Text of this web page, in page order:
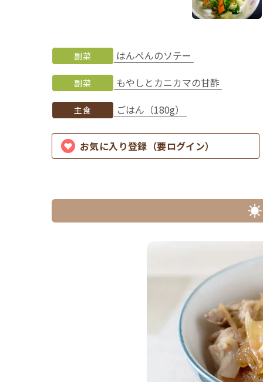
副菜 はんぺんのソテー
副菜 もやしとカニカマの甘酢
主食 ごはん（180g）
お気に入り登録（要ログイン）